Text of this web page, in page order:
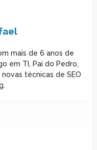
mais de 6 anos de
em TI, Pai do Pedro,
técnicas de SEO